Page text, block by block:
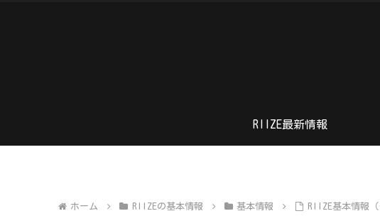
RIIZE最新情報
ホーム RIIZEの基本情報 基本情報 RIIZE基本情報